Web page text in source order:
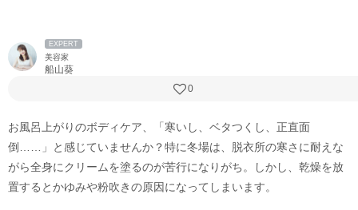
EXPERT
美容家
船山葵
0
お風呂上がりのボディケア、「寒いし、ベタつくし、正直面
倒……」と感じていませんか？特に冬場は、脱衣所の寒さに耐えな
がら全身にクリームを塗るのが苦行になりがち。しかし、乾燥を放
置するとかゆみや粉吹きの原因になってしまいます。